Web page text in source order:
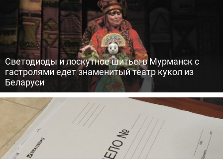
Светодиоды и лоскутное шитье: в Мурманск с
гастролями едет знаменитый театр кукол из
Беларуси